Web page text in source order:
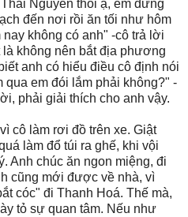
Nguyên thôi ạ, em dừng
đến nơi rồi ăn tối như hôm
không có anh" -cô trả lời
không nên bắt địa phương
anh có hiểu điều cô định nói
qua em đói lắm phải không?" -
phải giải thích cho anh vậy.
cô làm rơi đồ trên xe. Giật
làm đổ túi ra ghế, khi vội
Anh chúc ăn ngon miệng, đi
cũng mới được về nhà, vì
cóc" đi Thanh Hoá. Thế mà,
tỏ sự quan tâm. Nếu như